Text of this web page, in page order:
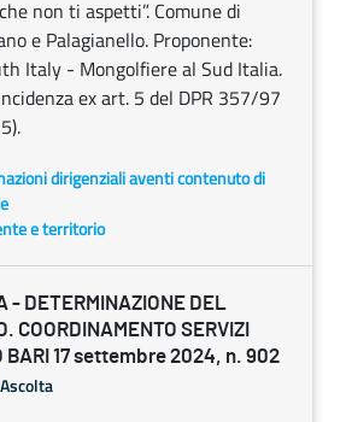
non ti aspetti”. Comune di
e Palagianello. Proponente:
Italy - Mongolfiere al Sud Italia.
ex art. 5 del DPR 357/97
dirigenziali aventi contenuto di
e territorio
- DETERMINAZIONE DEL
COORDINAMENTO SERVIZI
BARI 17 settembre 2024, n. 902
Ascolta